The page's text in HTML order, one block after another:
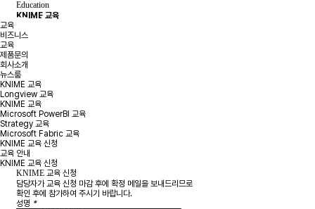
Education
KNIME 교육
교육
비즈니스
교육
제품문의
회사소개
뉴스룸
KNIME 교육
Longview 교육
KNIME 교육
Microsoft PowerBI 교육
Strategy 교육
Microsoft Fabric 교육
KNIME 교육 신청
교육 안내
KNIME 교육 신청
KNIME 교육 신청
담당자가 교육 신청 마감 후에 확정 메일을 보내드리므로
확인 후에 참가하여 주시기 바랍니다.
성명 *